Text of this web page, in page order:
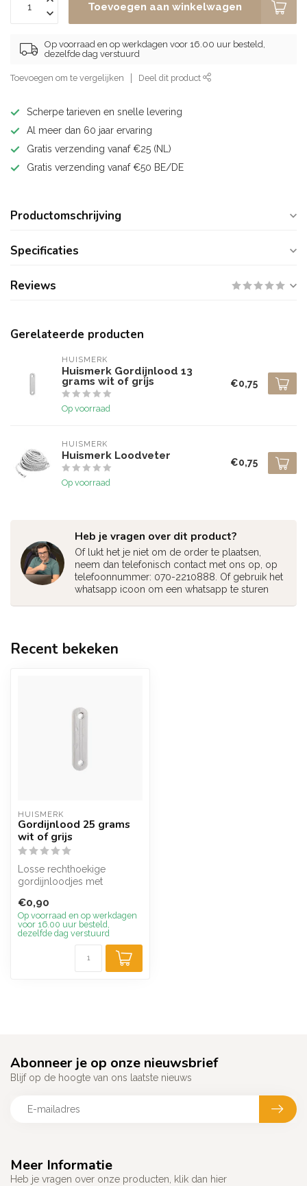
Toevoegen aan winkelwagen
Op voorraad en op werkdagen voor 16.00 uur besteld,
dezelfde dag verstuurd
Toevoegen om te vergelijken Deel dit product
Scherpe tarieven en snelle levering
Al meer dan 60 jaar ervaring
Gratis verzending vanaf €25 (NL)
Gratis verzending vanaf €50 BE/DE
Productomschrijving
Specificaties
Reviews
Gerelateerde producten
HUISMERK
Huismerk Gordijnlood 13
grams wit of grijs
Op voorraad
€0,75
HUISMERK
Huismerk Loodveter
Op voorraad
€0,75
Heb je vragen over dit product?
Of lukt het je niet om de order te plaatsen,
neem dan telefonisch contact met ons op, op
telefoonnummer: 070-2210888. Of gebruik het
whatsapp icoon om een whatsapp te sturen
Recent bekeken
HUISMERK
Gordijnlood 25 grams
wit of grijs
Losse rechthoekige
gordijnloodjes met
grijs gelakt
€0,90
Op voorraad en op werkdagen
voor 16.00 uur besteld,
dezelfde dag verstuurd
Meer Informatie
Heb je vragen over onze producten, klik dan hier
Abonneer je op onze nieuwsbrief
Blijf op de hoogte van ons laatste nieuws